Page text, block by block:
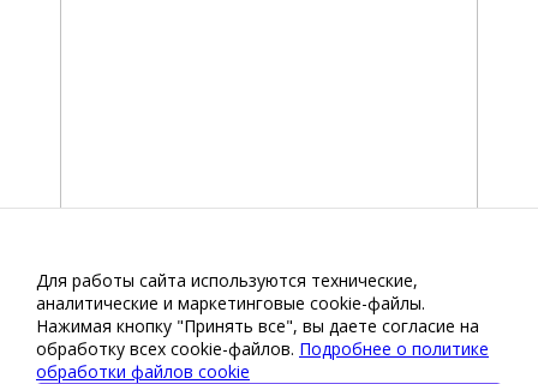
Для работы сайта используются технические,
аналитические и маркетинговые сооkіе-файлы.
Нажимая кнопку "Принять все", вы даете согласие на
обработку всех cookie-файлов. Подробнее о политике
обработки файлов cookie